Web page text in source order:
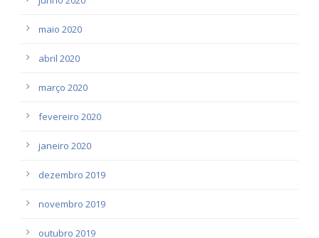
maio 2020
abril 2020
março 2020
fevereiro 2020
janeiro 2020
dezembro 2019
novembro 2019
outubro 2019